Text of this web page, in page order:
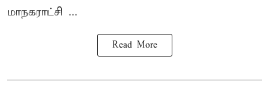
மாநகராட்சி ...
Read More